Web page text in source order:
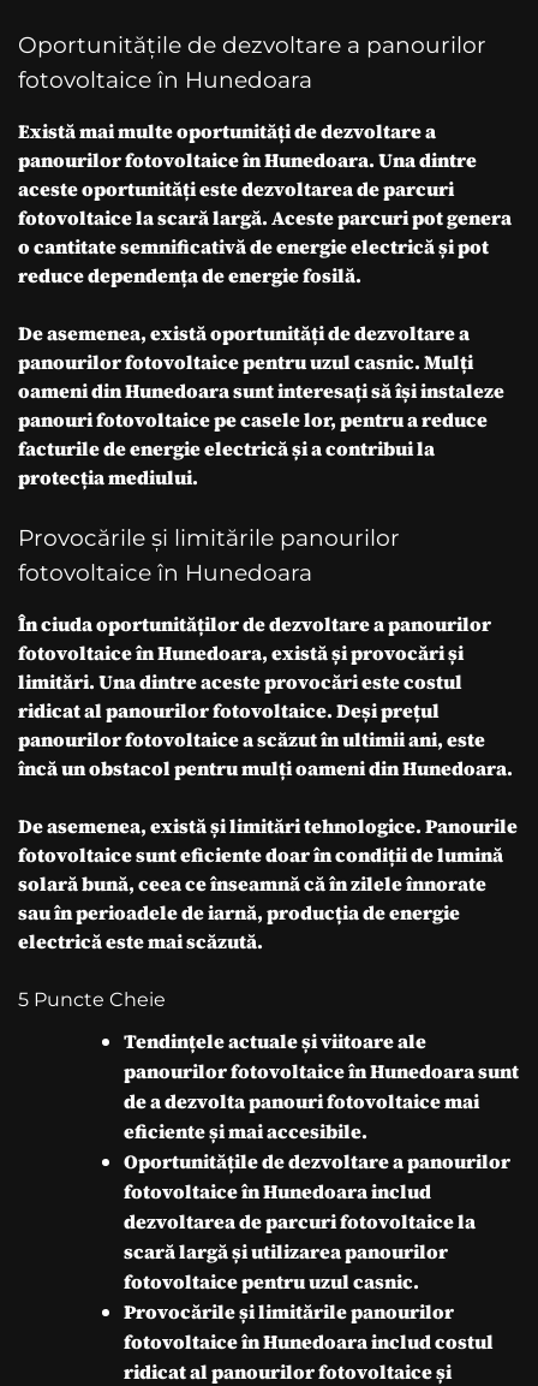
Oportunitățile de dezvoltare a panourilor
fotovoltaice în Hunedoara
Există mai multe oportunități de dezvoltare a
panourilor fotovoltaice în Hunedoara. Una dintre
aceste oportunități este dezvoltarea de parcuri
fotovoltaice la scară largă. Aceste parcuri pot genera
o cantitate semnificativă de energie electrică și pot
reduce dependența de energie fosilă.
De asemenea, există oportunități de dezvoltare a
panourilor fotovoltaice pentru uzul casnic. Mulți
oameni din Hunedoara sunt interesați să își instaleze
panouri fotovoltaice pe casele lor, pentru a reduce
facturile de energie electrică și a contribui la
protecția mediului.
Provocările și limitările panourilor
fotovoltaice în Hunedoara
În ciuda oportunităților de dezvoltare a panourilor
fotovoltaice în Hunedoara, există și provocări și
limitări. Una dintre aceste provocări este costul
ridicat al panourilor fotovoltaice. Deși prețul
panourilor fotovoltaice a scăzut în ultimii ani, este
încă un obstacol pentru mulți oameni din Hunedoara.
De asemenea, există și limitări tehnologice. Panourile
fotovoltaice sunt eficiente doar în condiții de lumină
solară bună, ceea ce înseamnă că în zilele înnorate
sau în perioadele de iarnă, producția de energie
electrică este mai scăzută.
5 Puncte Cheie
Tendințele actuale și viitoare ale
panourilor fotovoltaice în Hunedoarasunt
de a dezvolta panouri fotovoltaice mai
eficiente și mai accesibile.
Oportunitățile de dezvoltare a panourilor
fotovoltaice în Hunedoarainclud
dezvoltarea de parcuri fotovoltaice la
scară largă și utilizarea panourilor
fotovoltaice pentru uzul casnic.
Provocările și limitările panourilor
fotovoltaice în Hunedoarainclud costul
ridicat al panourilor fotovoltaice și